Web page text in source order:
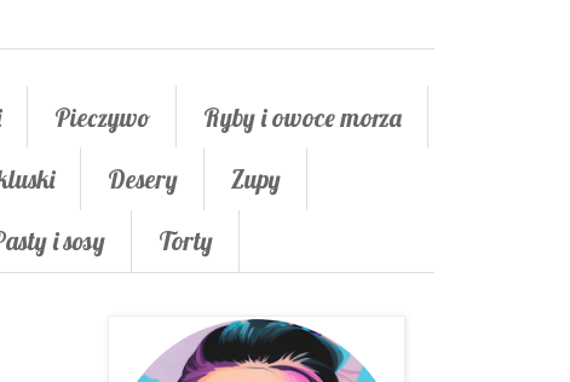
Pieczywo
Ryby i owoce morza
Desery
Zupy
i sosy Torty